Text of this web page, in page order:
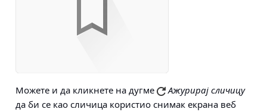
Можете и да кликнете на дугме
Ажурирај сличицу
да би се као сличица користио снимак екрана веб